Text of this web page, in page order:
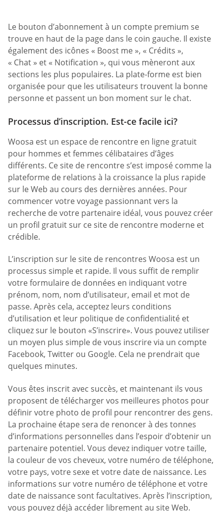
Le bouton d’abonnement à un compte premium se
trouve en haut de la page dans le coin gauche. Il existe
également des icônes « Boost me », « Crédits »,
« Chat » et « Notification », qui vous mèneront aux
sections les plus populaires. La plate-forme est bien
organisée pour que les utilisateurs trouvent la bonne
personne et passent un bon moment sur le chat.
Processus d’inscription. Est-ce facile ici?
Woosa est un espace de rencontre en ligne gratuit
pour hommes et femmes célibataires d’âges
différents. Ce site de rencontre s’est imposé comme la
plateforme de relations à la croissance la plus rapide
sur le Web au cours des dernières années. Pour
commencer votre voyage passionnant vers la
recherche de votre partenaire idéal, vous pouvez créer
un profil gratuit sur ce site de rencontre moderne et
crédible.
L’inscription sur le site de rencontres Woosa est un
processus simple et rapide. Il vous suffit de remplir
votre formulaire de données en indiquant votre
prénom, nom, nom d’utilisateur, email et mot de
passe. Après cela, acceptez leurs conditions
d’utilisation et leur politique de confidentialité et
cliquez sur le bouton «S’inscrire». Vous pouvez utiliser
un moyen plus simple de vous inscrire via un compte
Facebook, Twitter ou Google. Cela ne prendrait que
quelques minutes.
Vous êtes inscrit avec succès, et maintenant ils vous
proposent de télécharger vos meilleures photos pour
définir votre photo de profil pour rencontrer des gens.
La prochaine étape sera de renoncer à des tonnes
d’informations personnelles dans l’espoir d’obtenir un
partenaire potentiel. Vous devez indiquer votre taille,
la couleur de vos cheveux, votre numéro de téléphone,
votre pays, votre sexe et votre date de naissance. Les
informations sur votre numéro de téléphone et votre
date de naissance sont facultatives. Après l’inscription,
vous pouvez déjà accéder librement au site Web.